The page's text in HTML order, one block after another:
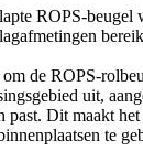
ROPS-beugel
de ROPS-
uit,
past. Dit maakt
te